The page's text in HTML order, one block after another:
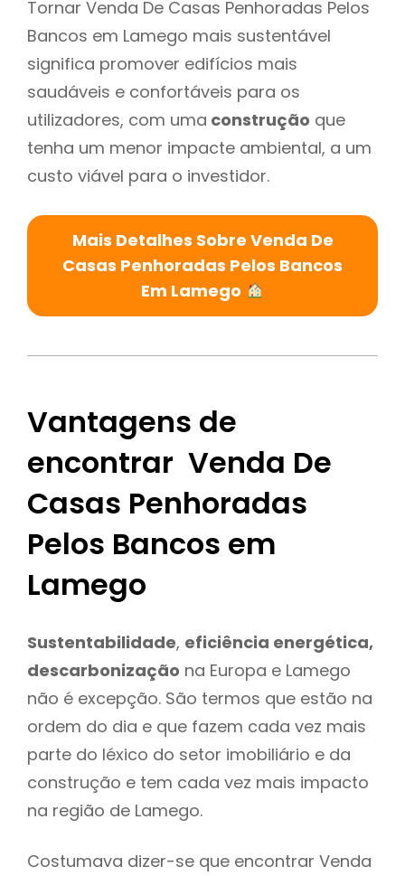
Tornar Venda De Casas Penhoradas Pelos
Bancos em Lamego mais sustentável
significa promover edifícios mais
saudáveis e confortáveis para os
utilizadores, com uma construção que
tenha um menor impacte ambiental, a um
custo viável para o investidor.
Mais Detalhes Sobre Venda De
Casas Penhoradas Pelos Bancos
Em Lamego
Vantagens de
encontrar Venda De
Casas Penhoradas
Pelos Bancos em
Lamego
Sustentabilidade, eficiência energética,
descarbonização na Europa e Lamego
não é excepção. São termos que estão na
ordem do dia e que fazem cada vez mais
parte do léxico do setor imobiliário e da
construção e tem cada vez mais impacto
na região de Lamego.
Costumava dizer-se que encontrar Venda